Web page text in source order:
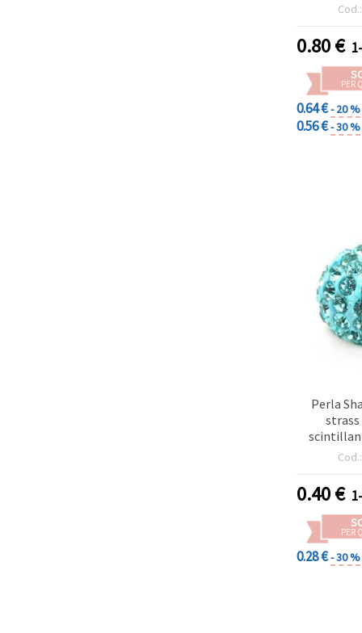
Cod.:
0.80€
PER
0.64 €- 20 %
0.56 €- 30 %
Perla
strass
Cod.:
0.40€
PER
0.28 €- 30 %